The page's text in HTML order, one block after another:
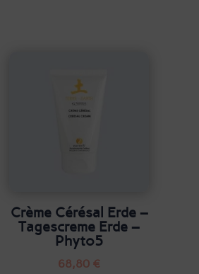
Crème Cérésal Erde –
Tagescreme Erde –
Phyto5
68,80 €